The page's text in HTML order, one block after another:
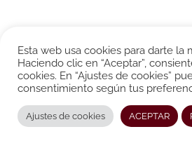
Esta web usa cookies para darte la
Haciendo clic en “Aceptar”,
cookies. En “Ajustes de cookies”
consentimiento según tus
Ajustes de cookies ACEPTAR